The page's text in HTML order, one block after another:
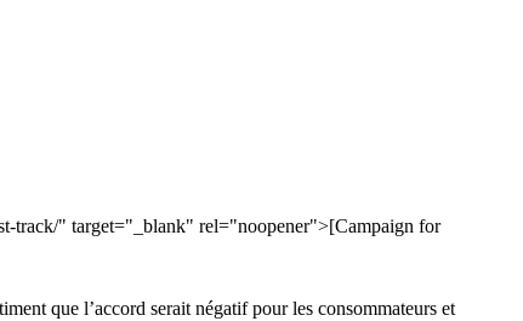
track/" target="_blank" rel="noopener">[Campaign for
que l’accord serait négatif pour les consommateurs et